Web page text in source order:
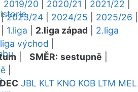
2019/20 2020/21 2021/22
2023/24 2024/25 2025/26
1.liga 2.liga západ
2.liga
východ
SMĚR: sestupně
DEC JBL KLT KNO KOB LTM MEL